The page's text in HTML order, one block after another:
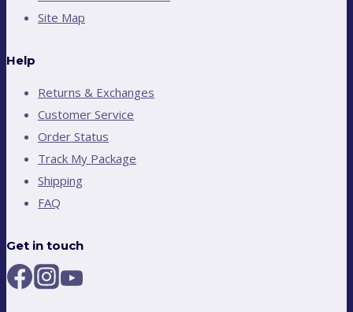
Site Map
Help
Returns & Exchanges
Customer Service
Order Status
Track My Package
Shipping
FAQ
Get in touch